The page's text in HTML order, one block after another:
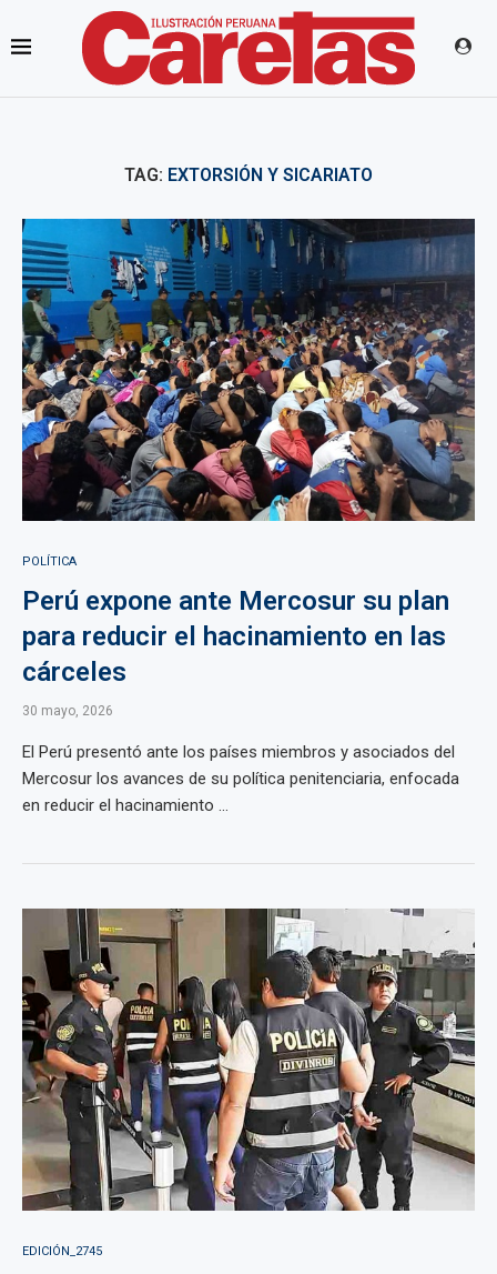
TAG: EXTORSIÓN Y SICARIATO
POLÍTICA
Perú expone ante Mercosur su plan
para reducir el hacinamiento en las
cárceles
30 mayo, 2026
El Perú presentó ante los países miembros y asociados del
Mercosur los avances de su política penitenciaria, enfocada
en reducir el hacinamiento ...
EDICIÓN_2745